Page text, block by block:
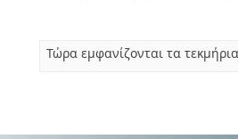
Τώρα εμφανίζονται τα